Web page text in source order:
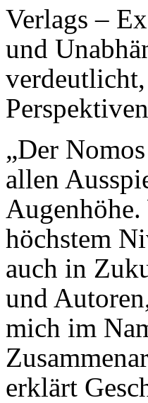
Verlags –
und
„Der
allen
höchstem
auch in
und
mich im
erklärt